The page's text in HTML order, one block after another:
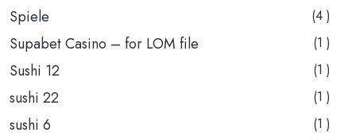
Spiele (4 )
Supabet Casino – for LOM file (1 )
Sushi 12 (1 )
sushi 22 (1 )
sushi 6 (1 )